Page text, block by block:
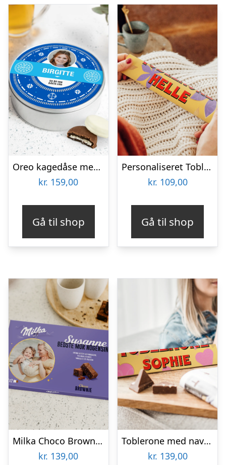
Oreo kagedåse med navn – rund
kr. 159,00
Gå til shop
Personaliseret Toblerone – Mors Dag
kr. 109,00
Gå til shop
Milka Choco Brownie gaveæske
kr. 139,00
Toblerone med navn og billede i kærlighedstema – 340 gr
kr. 139,00